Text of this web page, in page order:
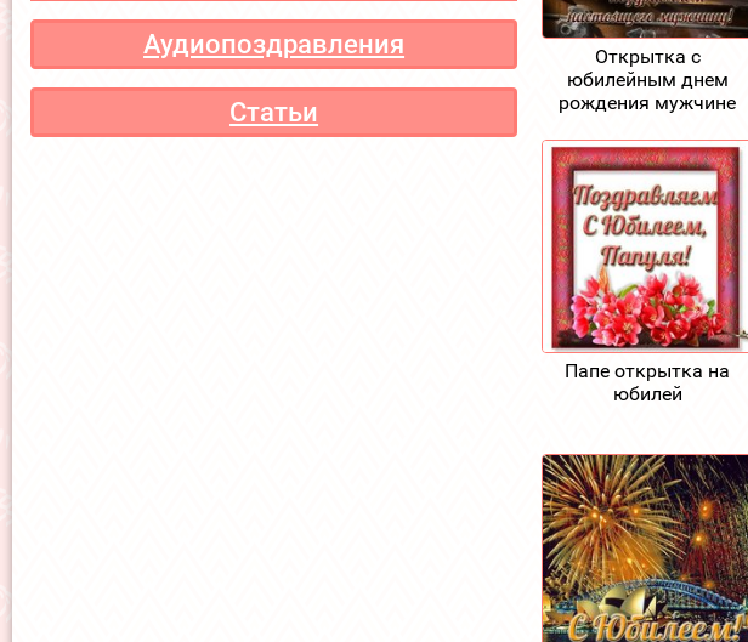
Аудиопоздравления
Статьи
Открытка с
юбилейным днем
рождения мужчине
Папе открытка на
юбилей